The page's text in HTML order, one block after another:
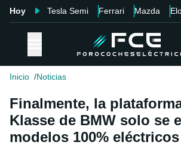
Hoy Tesla Semi Ferrari Mazda
Inicio Noticias
Finalmente, la
Klasse de BMW solo se
modelos 100% eléctricos